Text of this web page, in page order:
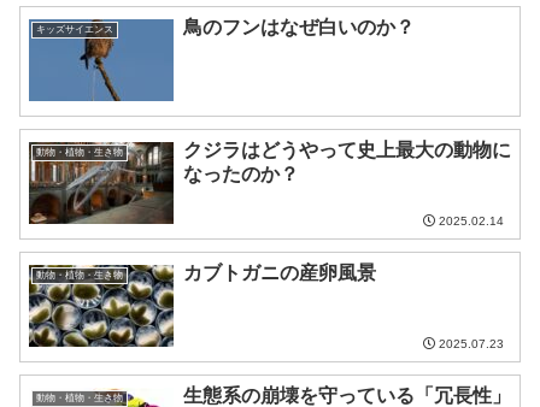
キッズサイエンス 鳥のフンはなぜ白いのか？
動物・植物・生き物
クジラはどうやって史上最大の動物に
なったのか？
2025.02.14
動物・植物・生き物 カブトガニの産卵風景
2025.07.23
動物・植物・生き物
生態系の崩壊を守っている「冗長性」